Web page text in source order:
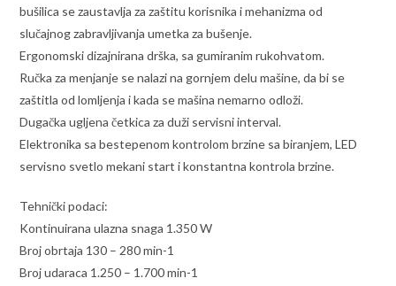
bušilica se zaustavlja za zaštitu korisnika i mehanizma od
slučajnog zabravljivanja umetka za bušenje.
Ergonomski dizajnirana drška, sa gumiranim rukohvatom.
Ručka za menjanje se nalazi na gornjem delu mašine, da bi se
zaštitla od lomljenja i kada se mašina nemarno odloži.
Dugačka ugljena četkica za duži servisni interval.
Elektronika sa bestepenom kontrolom brzine sa biranjem, LED
servisno svetlo mekani start i konstantna kontrola brzine.
Tehnički podaci:
Kontinuirana ulazna snaga 1.350 W
Broj obrtaja 130 – 280 min-1
Broj udaraca 1.250 – 1.700 min-1